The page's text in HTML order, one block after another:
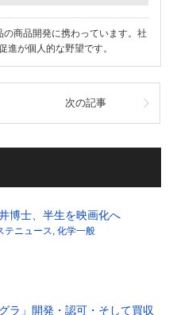
商品開発に携わっています。社
進が個人的な野望です。
次の記事
博士、半生を映画化へ
テニュース, 化学一般
ラ」開発・認可・そして買収